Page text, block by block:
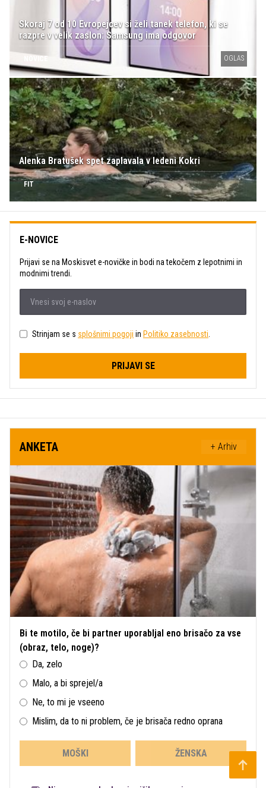
Skoraj 7 od 10 Evropejcev si želi tanek telefon, ki se
razpre v velik zaslon: Samsung ima odgovor
OGLAS
Alenka Bratušek spet zaplavala v ledeni Kokri
FIT
E-NOVICE
Prijavi se na Moskisvet e-novičke in bodi na tekočem z lepotnimi in
modnimi trendi.
Strinjam se s splošnimi pogoji in Politiko zasebnosti
PRIJAVI SE
ANKETA + Arhiv
Bi te motilo, če bi partner uporabljal eno brisačo za vse
(obraz, telo, noge)?
Da, zelo
Malo, a bi sprejel/a
Ne, to mi je vseeno
Mislim, da to ni problem, če je brisača redno oprana
MOŠKI ŽENSKA